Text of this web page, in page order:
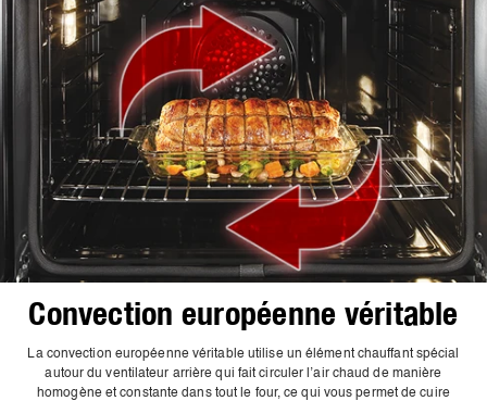
Convection européenne véritable
La convection européenne véritable utilise un élément chauffant spécial
autour du ventilateur arrière qui fait circuler l’air chaud de manière
homogène et constante dans tout le four, ce qui vous permet de cuire